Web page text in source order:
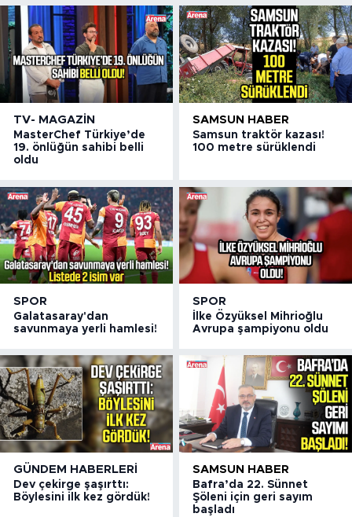
TV- MAGAZIN
MasterChef Türkiye’de
19. önlüğün sahibi belli
oldu
SAMSUN HABER
Samsun traktör kazası!
100 metre sürüklendi
SPOR
Galatasaray'dan
savunmaya yerli hamlesi!
SPOR
İlke Özyüksel Mihrioğlu
Avrupa şampiyonu oldu
GÜNDEM HABERLERI
Dev çekirge şaşırttı:
Böylesini ilk kez gördük!
SAMSUN HABER
Bafra’da 22. Sünnet
Şöleni için geri sayım
başladı